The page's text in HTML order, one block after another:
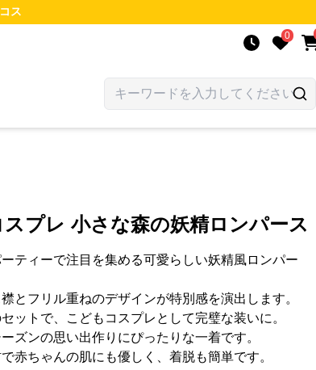
ス
0
プレ 小さな森の妖精ロンパース
ティーで注目を集める可愛らしい妖精風ロンパー
とフリル重ねのデザインが特別感を演出します。
ットで、こどもコスプレとして完璧な装いに。
ズンの思い出作りにぴったりな一着です。
赤ちゃんの肌にも優しく、着脱も簡単です。